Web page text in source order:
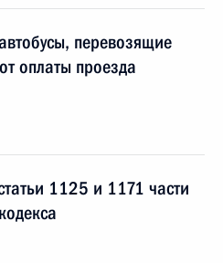
перевозящие
оплаты проезда
1125 и 1171 части